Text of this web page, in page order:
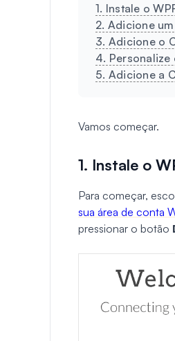
1. Instale o
2. Adicione
3. Adicione o
4. Personalize
5. Adicione a
Vamos começar.
1. Instale o
Para começar,
sua área de conta
pressionar o botão